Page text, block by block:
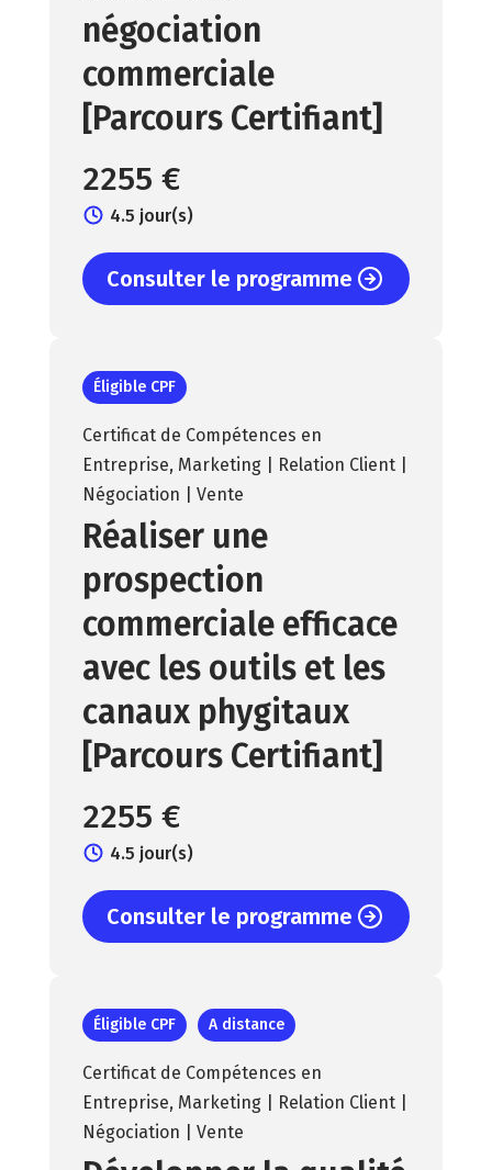
négociation
commerciale
[Parcours Certifiant]
2255 €
4.5 jour(s)
Consulter le programme
Éligible CPF
Certificat de Compétences en
Entreprise, Marketing | Relation Client |
Négociation | Vente
Réaliser une
prospection
commerciale efficace
avec les outils et les
canaux phygitaux
[Parcours Certifiant]
2255 €
4.5 jour(s)
Consulter le programme
Éligible CPF A distance
Certificat de Compétences en
Entreprise, Marketing | Relation Client |
Négociation | Vente